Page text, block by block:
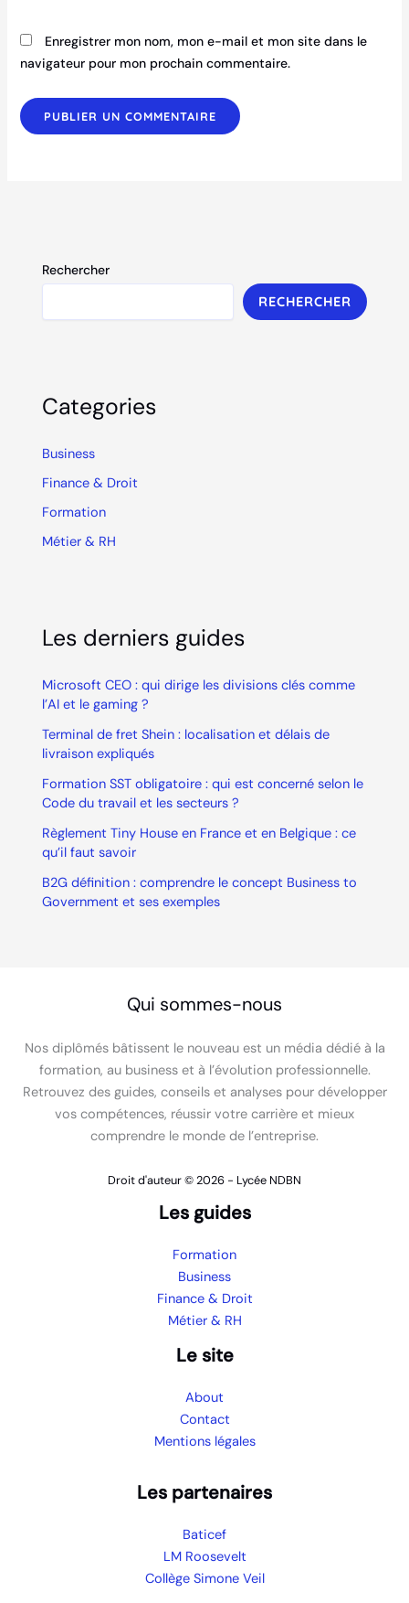
Enregistrer mon nom, mon e-mail et mon site dans le
navigateur pour mon prochain commentaire.
Rechercher
RECHERCHER
Categories
Business
Finance & Droit
Formation
Métier & RH
Les derniers guides
Microsoft CEO : qui dirige les divisions clés comme
l’AI et le gaming ?
Terminal de fret Shein : localisation et délais de
livraison expliqués
Formation SST obligatoire : qui est concerné selon le
Code du travail et les secteurs ?
Règlement Tiny House en France et en Belgique : ce
qu’il faut savoir
B2G définition : comprendre le concept Business to
Government et ses exemples
Qui sommes-nous
Nos diplômés bâtissent le nouveau est un média dédié à la
formation, au business et à l’évolution professionnelle.
Retrouvez des guides, conseils et analyses pour développer
vos compétences, réussir votre carrière et mieux
comprendre le monde de l’entreprise.
Droit d'auteur © 2026 - Lycée NDBN
Les guides
Formation
Business
Finance & Droit
Métier & RH
Le site
About
Contact
Mentions légales
Les partenaires
Baticef
LM Roosevelt
Collège Simone Veil